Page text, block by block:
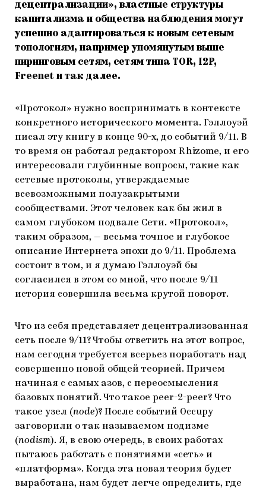
децентрализации», властные структуры
капитализма и общества наблюдения могут
успешно адаптироваться к новым сетевым
топологиям, например упомянутым выше
пиринговым сетям, сетям типа TOR, I2P,
Freenet и так далее.
«Протокол» нужно воспринимать в контексте
конкретного исторического момента. Гэллоуэй
писал эту книгу в конце 90-х, до событий 9/11. В
то время он работал редактором Rhizome, и его
интересовали глубинные вопросы, такие как
сетевые протоколы, утверждаемые
всевозможными полузакрытыми
сообществами. Этот человек как бы жил в
самом глубоком подвале Сети. «Протокол»,
таким образом, — весьма точное и глубокое
описание Интернета эпохи до 9/11. Проблема
состоит в том, и я думаю Гэллоуэй бы
согласился в этом со мной, что после 9/11
история совершила весьма крутой поворот.
Что из себя представляет децентрализованная
сеть после 9/11? Чтобы ответить на этот вопрос,
нам сегодня требуется всерьез поработать над
совершенно новой общей теорией. Причем
начиная с самых азов, с переосмысления
базовых понятий. Что такое peer-2-peer? Что
такое узел (node)? После событий Occupy
заговорили о так называемом нодизме
(nodism). Я, в свою очередь, в своих работах
пытаюсь работать с понятиями «сеть» и
«платформа». Когда эта новая теория будет
выработана, нам будет легче определить, где